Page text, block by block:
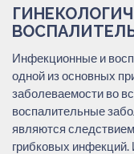
Инфекционные и
одной из основных
заболеваемости во
воспалительные
являются
грибковых